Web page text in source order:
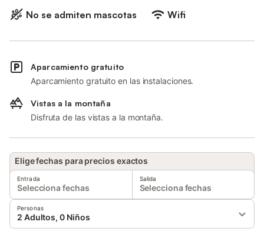
No se admiten mascotas
Wifi
Aparcamiento gratuito
Aparcamiento gratuito en las instalaciones.
Vistas a la montaña
Disfruta de las vistas a la montaña.
Elige fechas para precios exactos
Entrada
Selecciona fechas
Salida
Selecciona fechas
Personas
2 Adultos, 0 Niños